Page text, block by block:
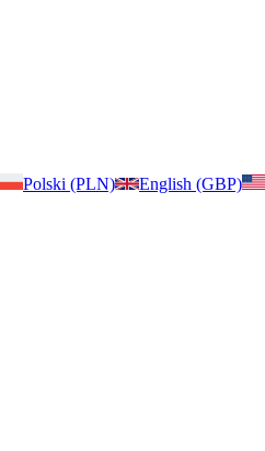
Polski (PLN) English (GBP)